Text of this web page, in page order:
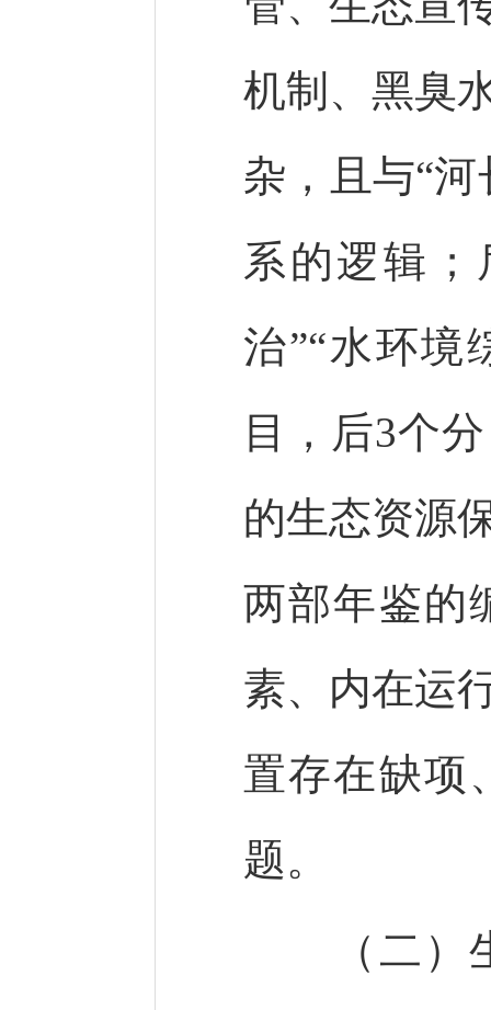
机制、黑臭
杂，且与“
系的逻辑；
治”“水环境
目，后3个
的生态资源
两部年鉴的
素、内在运
置存在缺项
题。
（二）生